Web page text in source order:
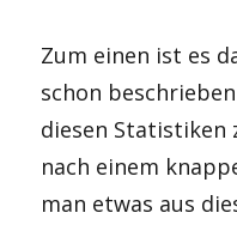
Zum einen ist es
schon
diesen Statistiken
nach einem
man etwas aus